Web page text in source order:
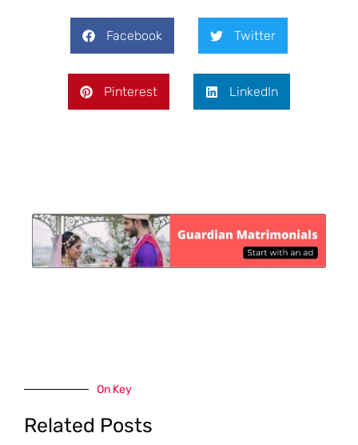
Facebook Twitter
Pinterest LinkedIn
On Key
Related Posts